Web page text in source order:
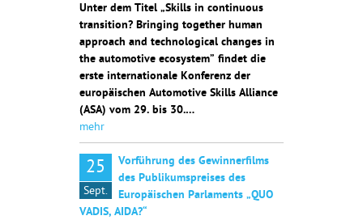
Unter dem Titel „Skills in continuous
transition? Bringing together human
approach and technological changes in
the automotive ecosystem” findet die
erste internationale Konferenz der
europäischen Automotive Skills Alliance
(ASA) vom 29. bis 30.…
mehr
25
Sept.
Vorführung des Gewinnerfilms
des Publikumspreises des
Europäischen Parlaments „QUO
VADIS, AIDA?“